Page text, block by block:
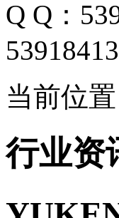
Q Q：
当前位置
行业资